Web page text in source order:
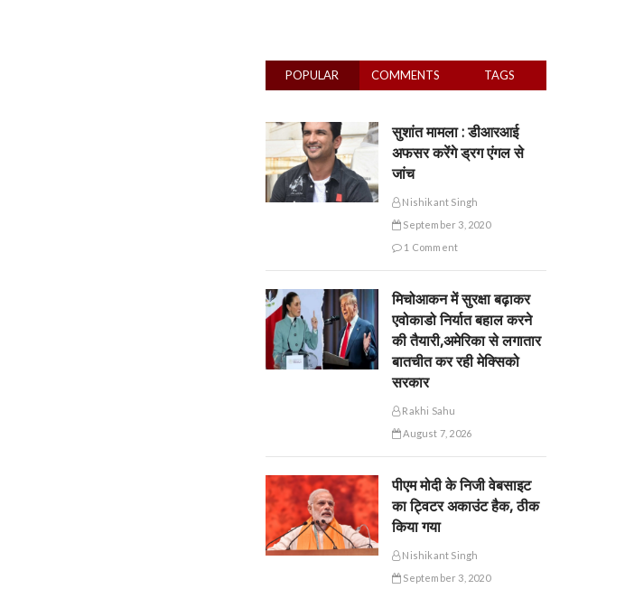
POPULAR COMMENTS TAGS
सुशांत मामला : डीआरआई
अफसर करेंगे ड्रग एंगल से
जांच
Nishikant Singh
September 3, 2020
1 Comment
मिचोआकन में सुरक्षा बढ़ाकर
एवोकाडो निर्यात बहाल करने
की तैयारी,अमेरिका से लगातार
बातचीत कर रही मेक्सिको
सरकार
Rakhi Sahu
August 7, 2026
पीएम मोदी के निजी वेबसाइट
का ट्विटर अकाउंट हैक, ठीक
किया गया
Nishikant Singh
September 3, 2020